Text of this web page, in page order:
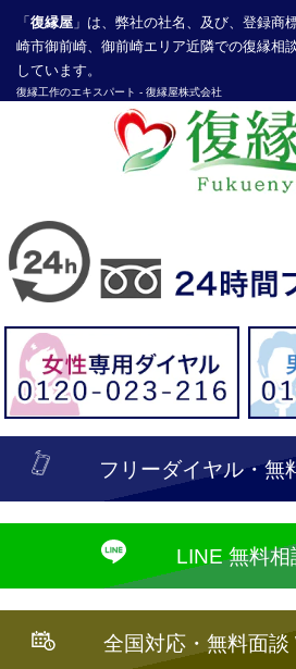
「 復縁屋 」は、弊社の社名、及び、登録商
崎市御前崎、御前崎エリア近隣での復縁相
しています。
復縁工作のエキスパート - 復縁屋株式会社
探偵業届出登録番号30210286号
フリーダイヤル・無
LINE 無料相
全国対応・無料面談